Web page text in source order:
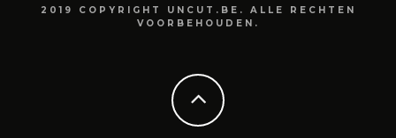
2019 COPYRIGHT UNCUT.BE. ALLE RECHTEN
VOORBEHOUDEN.